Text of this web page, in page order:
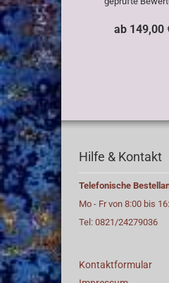
ab 149,00
Hilfe & Kontakt
Telefonische
Mo - Fr von 8:00 bis
Tel: 0821/24279036
Kontaktformular